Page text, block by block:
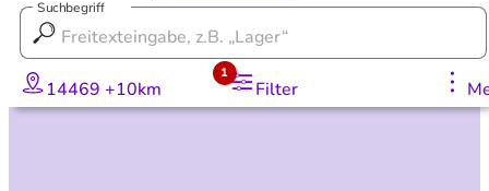
Suchbegriff
14469 +10km Filter
1